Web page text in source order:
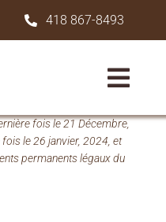
418 867-8493
Toggle
fois le 21 Décembre,
le 26 janvier, 2024, et
permanents légaux du